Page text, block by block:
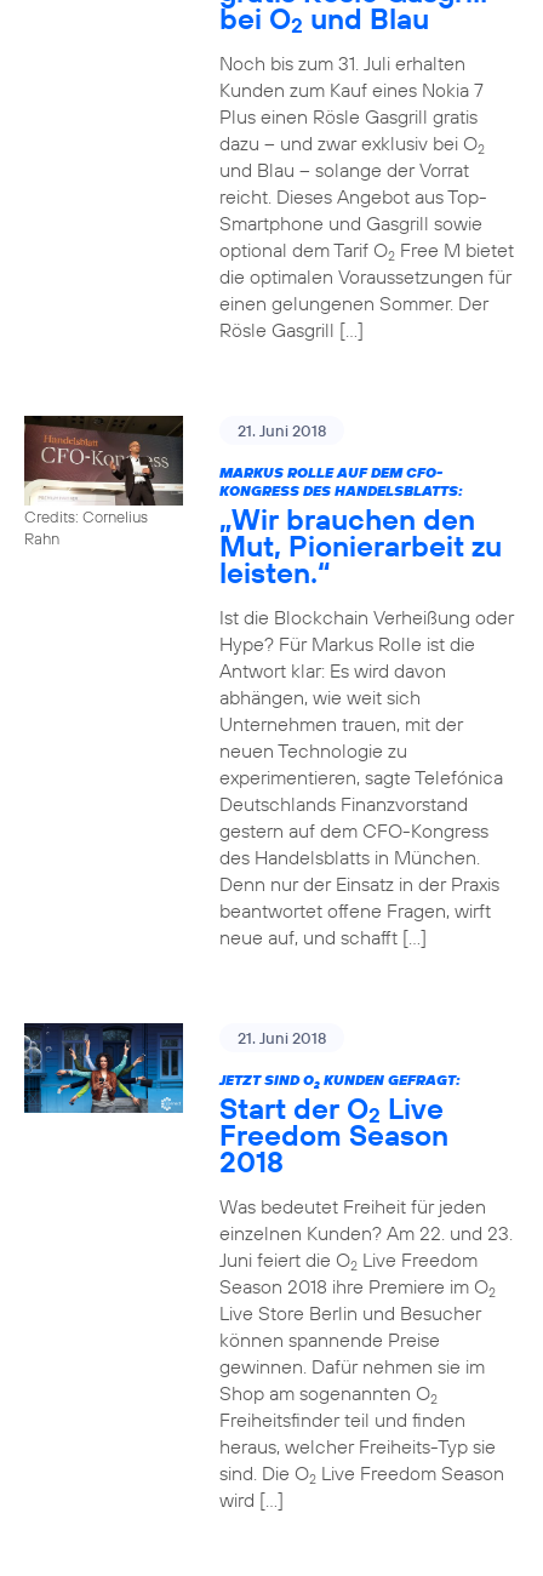
bei O2 und Blau
Noch bis zum 31. Juli erhalten
Kunden zum Kauf eines Nokia 7
Plus einen Rösle Gasgrill gratis
dazu – und zwar exklusiv bei O2
und Blau – solange der Vorrat
reicht. Dieses Angebot aus Top-
Smartphone und Gasgrill sowie
optional dem Tarif O2Free M bietet
die optimalen Voraussetzungen für
einen gelungenen Sommer. Der
Rösle Gasgrill […]
Credits: Cornelius
Rahn
21. Juni 2018
MARKUS ROLLE AUF DEM CFO-
KONGRESS DES HANDELSBLATTS:
„Wir brauchen den
Mut, Pionierarbeit zu
leisten.“
Ist die Blockchain Verheißung oder
Hype? Für Markus Rolle ist die
Antwort klar: Es wird davon
abhängen, wie weit sich
Unternehmen trauen, mit der
neuen Technologie zu
experimentieren, sagte Telefónica
Deutschlands Finanzvorstand
gestern auf dem CFO-Kongress
des Handelsblatts in München.
Denn nur der Einsatz in der Praxis
beantwortet offene Fragen, wirft
neue auf, und schafft […]
21. Juni 2018
JETZT SIND O2KUNDEN GEFRAGT:
Start der O2 Live
Freedom Season
2018
Was bedeutet Freiheit für jeden
einzelnen Kunden? Am 22. und 23.
Juni feiert die O2Live Freedom
Season 2018 ihre Premiere im O2
Live Store Berlin und Besucher
können spannende Preise
gewinnen. Dafür nehmen sie im
Shop am sogenannten O2
Freiheitsfinder teil und finden
heraus, welcher Freiheits-Typ sie
sind. Die O2Live Freedom Season
wird […]